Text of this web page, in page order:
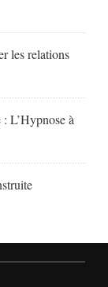
les relations
L’Hypnose à